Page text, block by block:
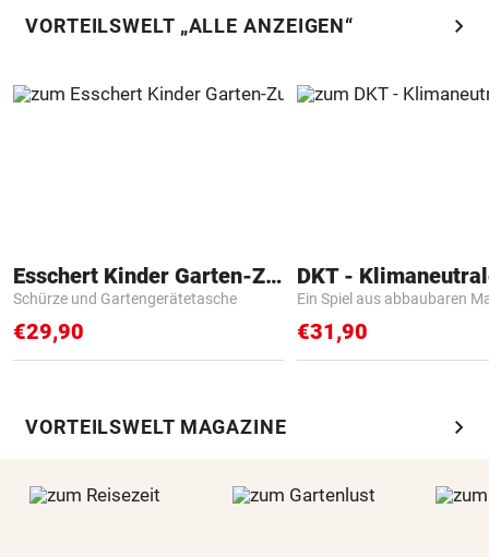
VORTEILSWELT „ALLE ANZEIGEN“ chevron_right
Esschert Kinder Garten-Zubehör
Schürze und Gartengerätetasche
€29,90
Ein Spiel aus abbaubaren
€31,90
VORTEILSWELT MAGAZINE chevron_right